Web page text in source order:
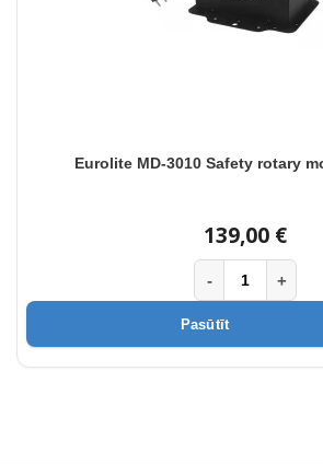
Eurolite MD-3010 Safety rotary
139,00 €
- +
Pasūtīt